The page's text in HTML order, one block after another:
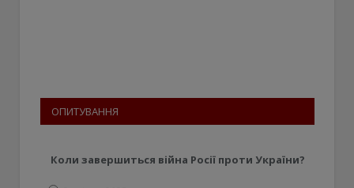
ОПИТУВАННЯ
Коли завершиться війна Росії проти України?